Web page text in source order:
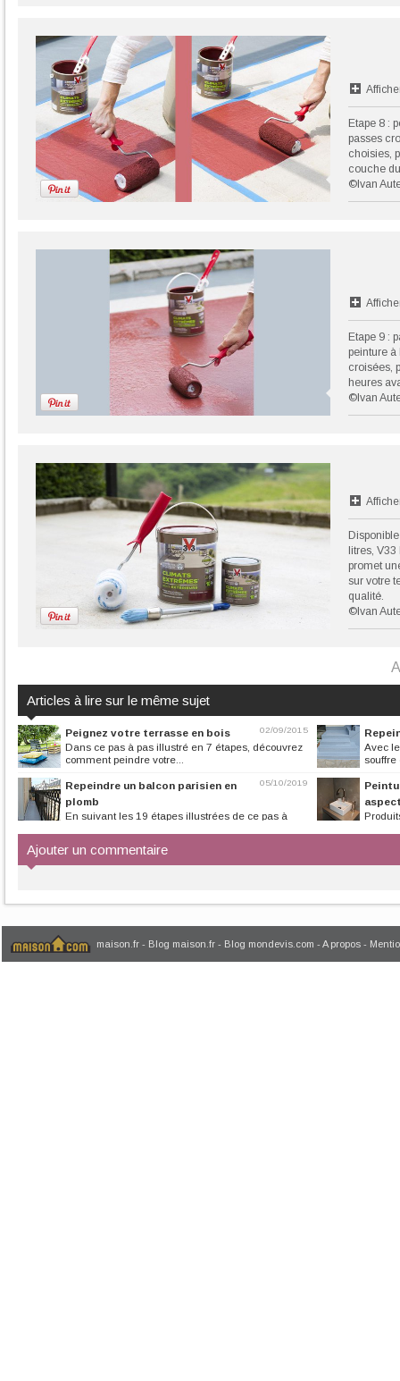
Etape 8 :
passes
choisies,
couche
©Ivan
Etape 9 :
peinture à
croisées,
heures
©Ivan
litres,
promet
sur votre
qualité.
©Ivan
Articles à lire sur le même sujet
02/09/2015
Peignez votre terrasse en bois
Dans ce pas à pas illustré en 7 étapes, découvrez
comment peindre votre...
Avec
souffre
05/10/2019
Repeindre un balcon parisien en
plomb
En suivant les 19 étapes illustrées de ce pas à
Ajouter un commentaire
maison.fr - Blog maison.fr - Blog mondevis.com - A propos -